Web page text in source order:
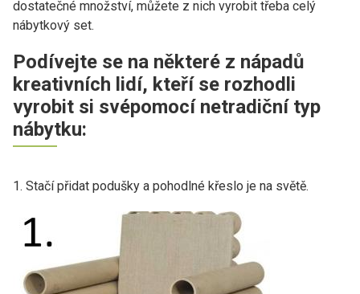
dostatečné množství, můžete z nich vyrobit třeba celý
nábytkový set.
Podívejte se na některé z nápadů
kreativních lidí, kteří se rozhodli
vyrobit si svépomocí netradiční typ
nábytku:
1. Stačí přidat podušky a pohodlné křeslo je na světě.